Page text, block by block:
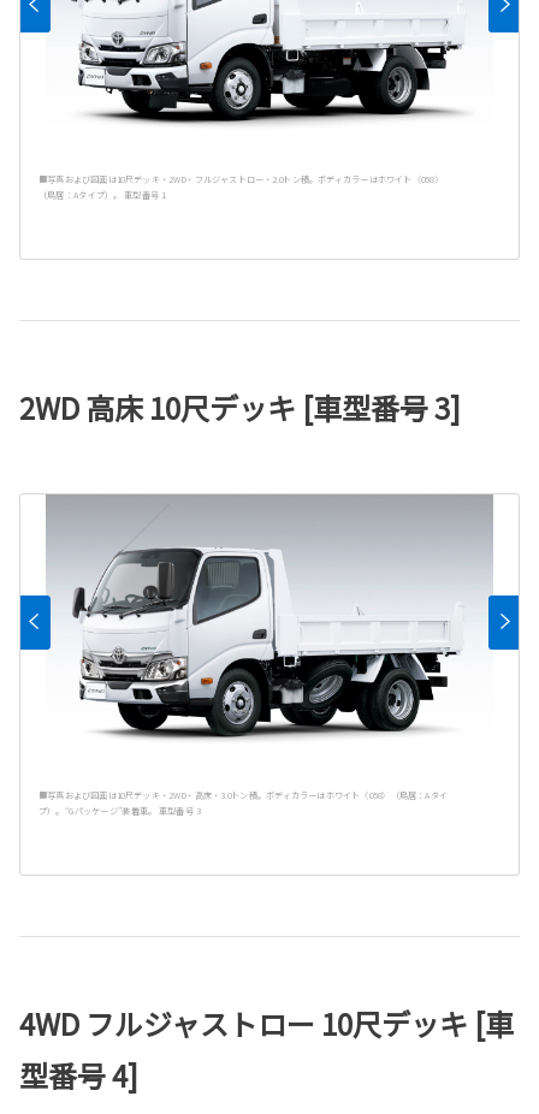
■写真および図面は10尺デッキ・2WD・フルジャストロー・2.0トン積。ボディカラーはホワイト〈058〉
（鳥居：Aタイプ）。 車型番号 1
2WD 高床 10尺デッキ [車型番号 3]
■写真および図面は10尺デッキ・2WD・高床・3.0トン積。ボディカラーはホワイト〈058〉（鳥居：Aタイ
プ）。“Gパッケージ”装着車。 車型番号 3
4WD フルジャストロー 10尺デッキ [車
型番号 4]